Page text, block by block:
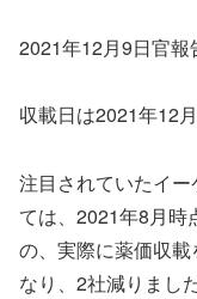
2021年12月9日官報
収載日は2021年12
注目されていたイ
ては、2021年8月時
の、実際に薬価収
なり、2社減りました